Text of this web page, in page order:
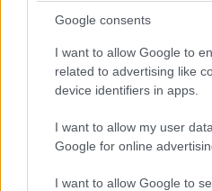
Google consents
I want to allow Google to
related to advertising like
device identifiers in apps.
I want to allow my user
Google for online
I want to allow Google to
3 ω. πριν
Ζευγάρι από τις ΗΠΑ
Αφγανό κατηγορούμενο
Ελίζαμπεθ Ρος:
έδειξε ποτέ ότι ήταν